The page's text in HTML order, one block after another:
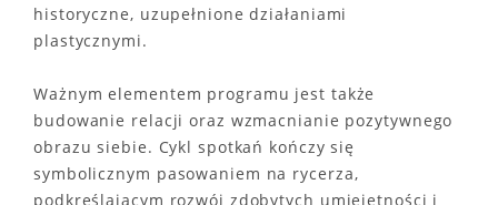
historyczne, uzupełnione działaniami
plastycznymi.
Ważnym elementem programu jest także
budowanie relacji oraz wzmacnianie pozytywnego
obrazu siebie. Cykl spotkań kończy się
symbolicznym pasowaniem na rycerza,
podkreślającym rozwój zdobytych umiejętności i